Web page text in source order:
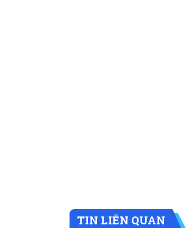
TIN LIÊN QUAN